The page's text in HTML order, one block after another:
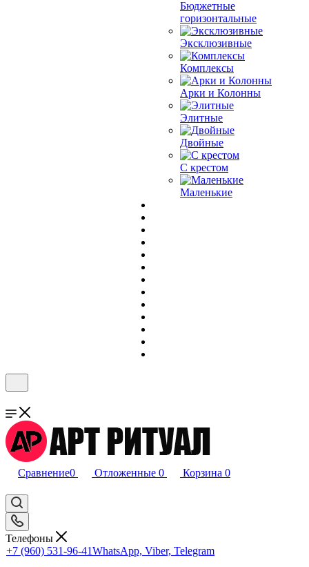
Бюджетные
горизонтальные
Эксклюзивные
Комплексы
Арки и Колонны
Элитные
Двойные
С крестом
Маленькие
Сравнение0 Отложенные 0 Корзина 0
Телефоны
+7 (960) 531-96-41WhatsApp, Viber, Telegram